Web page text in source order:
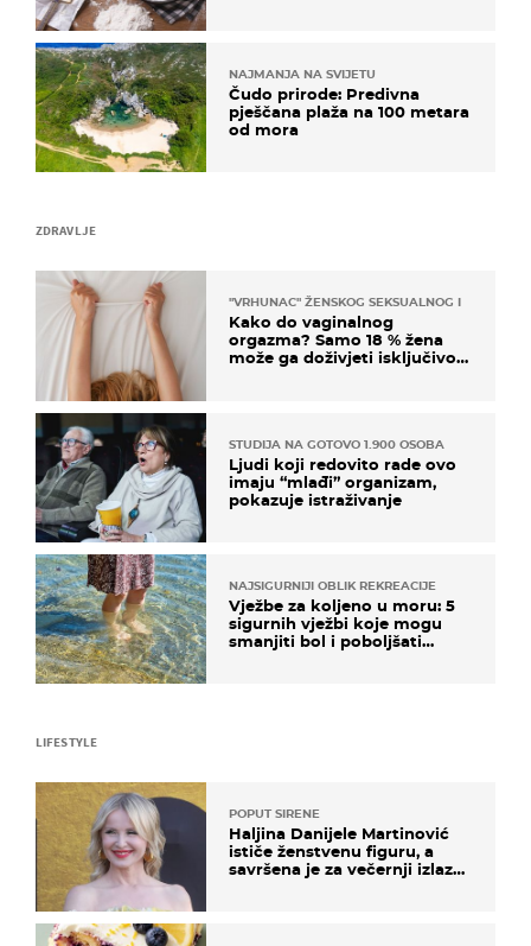
ZDRAVLJE
"VRHUNAC" ŽENSKOG SEKSUALNOG ISKUSTVA
Kako do vaginalnog
orgazma? Samo 18 % žena
može ga doživjeti isključivo
STUDIJA NA GOTOVO 1.900 OSOBA
Ljudi koji redovito rade ovo
imaju “mlađi” organizam,
pokazuje istraživanje
NAJSIGURNIJI OBLIK REKREACIJE
Vježbe za koljeno u moru: 5
sigurnih vježbi koje mogu
smanjiti bol i poboljšati
NAJMANJA NA SVIJETU
Čudo prirode: Predivna
pješčana plaža na 100 metara
od mora
LIFESTYLE
POPUT SIRENE
Haljina Danijele Martinović
ističe ženstvenu figuru, a
savršena je za večernji izlazak